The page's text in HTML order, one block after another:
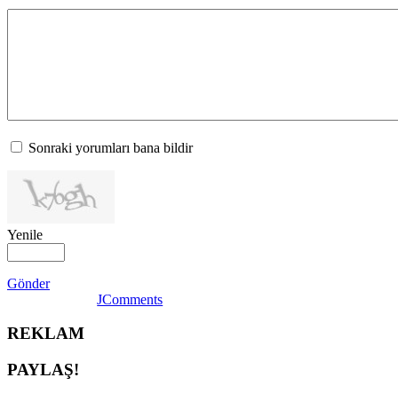
Sonraki yorumları bana bildir
Yenile
Gönder
JComments
REKLAM
PAYLAŞ!